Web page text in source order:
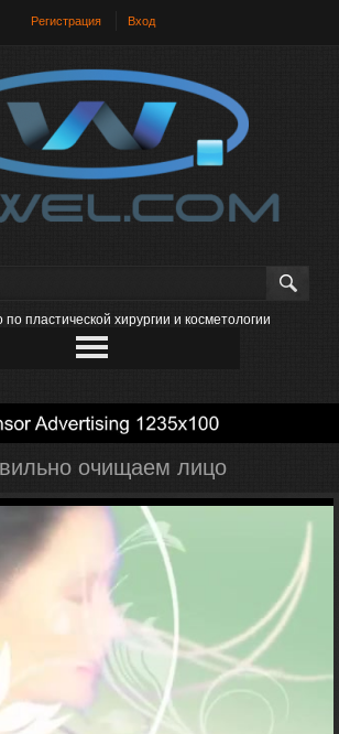
Регистрация Вход
пластической хирургии и косметологии
очищаем лицо